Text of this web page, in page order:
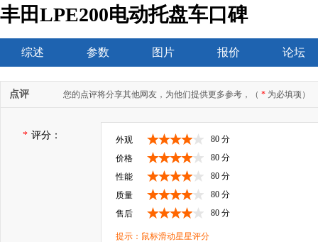
丰田LPE200电动托盘车口碑
综述 参数 图片 报价 论坛
点评 您的点评将分享其他网友，为他们提供更多参考，（ * 为必填项）
* 评分： 外观
80 分
价格
80 分
性能
80 分
质量
80 分
售后
80 分
提示：鼠标滑动星星评分